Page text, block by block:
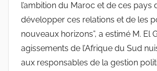
l’ambition du Maroc et de ces pays
développer ces relations et de les
nouveaux horizons”, a estimé M. El
agissements de l’Afrique du Sud
aux responsables de la gestion